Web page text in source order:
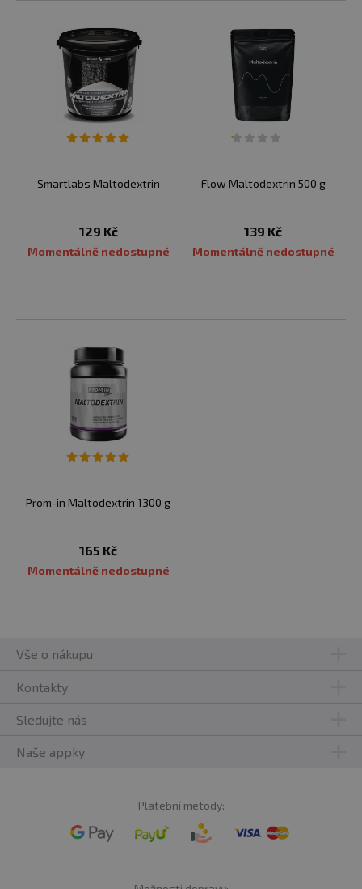
Smartlabs Maltodextrin
129 Kč
Momentálně nedostupné
Flow Maltodextrin 500 g
139 Kč
Momentálně nedostupné
Prom-in Maltodextrin 1300 g
165 Kč
Momentálně nedostupné
Vše o nákupu
Kontakty
Sledujte nás
Naše appky
Platební metody: